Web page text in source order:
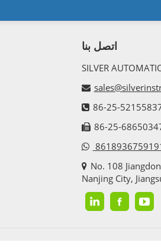
اتصل بنا
SILVER
86-25-
86-25-
No. 108
Nanjing City,